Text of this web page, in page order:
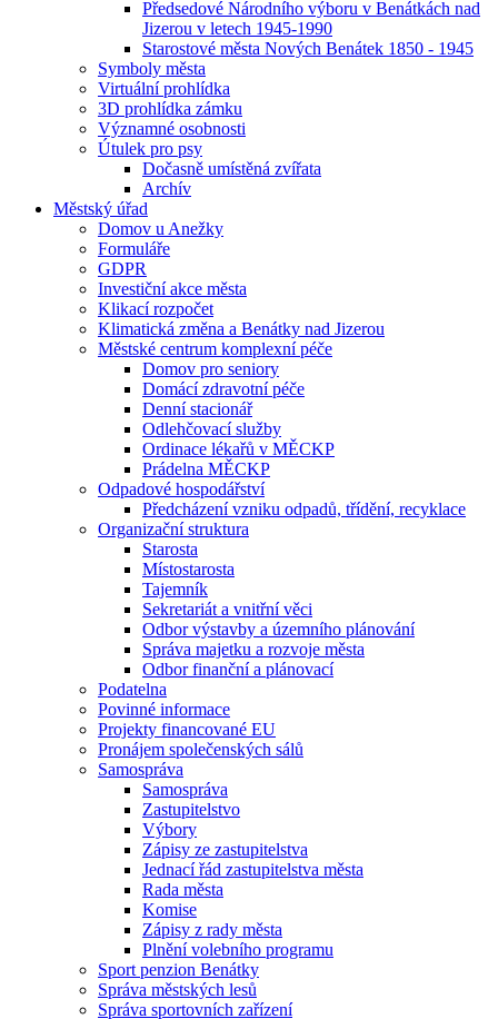
Předsedové Národního výboru v Benátkách nad
Jizerou v letech 1945-1990
Starostové města Nových Benátek 1850 - 1945
Symboly města
Virtuální prohlídka
3D prohlídka zámku
Významné osobnosti
Útulek pro psy
Dočasně umístěná zvířata
Archív
Městský úřad
Domov u Anežky
Formuláře
GDPR
Investiční akce města
Klikací rozpočet
Klimatická změna a Benátky nad Jizerou
Městské centrum komplexní péče
Domov pro seniory
Domácí zdravotní péče
Denní stacionář
Odlehčovací služby
Ordinace lékařů v MĚCKP
Prádelna MĚCKP
Odpadové hospodářství
Předcházení vzniku odpadů, třídění, recyklace
Organizační struktura
Starosta
Místostarosta
Tajemník
Sekretariát a vnitřní věci
Odbor výstavby a územního plánování
Správa majetku a rozvoje města
Odbor finanční a plánovací
Podatelna
Povinné informace
Projekty financované EU
Pronájem společenských sálů
Samospráva
Samospráva
Zastupitelstvo
Výbory
Zápisy ze zastupitelstva
Jednací řád zastupitelstva města
Rada města
Komise
Zápisy z rady města
Plnění volebního programu
Sport penzion Benátky
Správa městských lesů
Správa sportovních zařízení